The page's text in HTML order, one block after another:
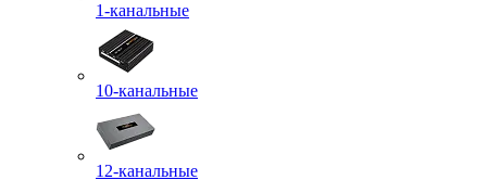
1-канальные
10-канальные
12-канальные